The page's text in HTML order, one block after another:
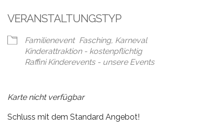
Partner/Links
VERANSTALTUNGSTYP
Familienevent Fasching, Karneval
Kinderattraktion - kostenpflichtig
Raffini Kinderevents - unsere Events
Karte nicht verfügbar
Schluss mit dem Standard Angebot!